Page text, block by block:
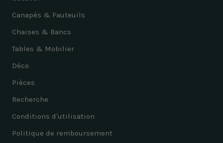
Canapés & Fauteuils
Chaises & Bancs
Tables & Mobilier
Déco
Pièces
Recherche
Conditions d'utilisation
Politique de remboursement